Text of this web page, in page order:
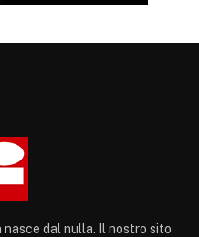
dal nulla. Il nostro sito